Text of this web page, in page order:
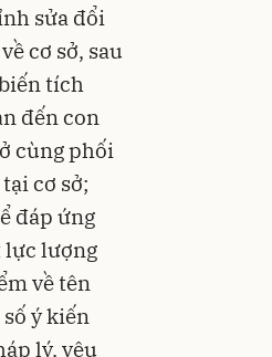
sửa đổi
cơ sở, sau
tích
đến con
cùng phối
cơ sở;
đáp ứng
lực lượng
về tên
ý kiến
lý, yêu